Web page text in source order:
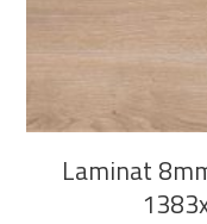
Laminat